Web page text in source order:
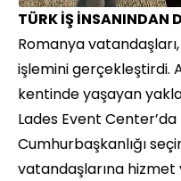
TÜRK İŞ İNSANINDAN
Romanya
işlemini gerçekleştirdi.
kentinde yaşayan
Lades Event
Cumhurbaşkanlığı
vatandaşlarına hizmet